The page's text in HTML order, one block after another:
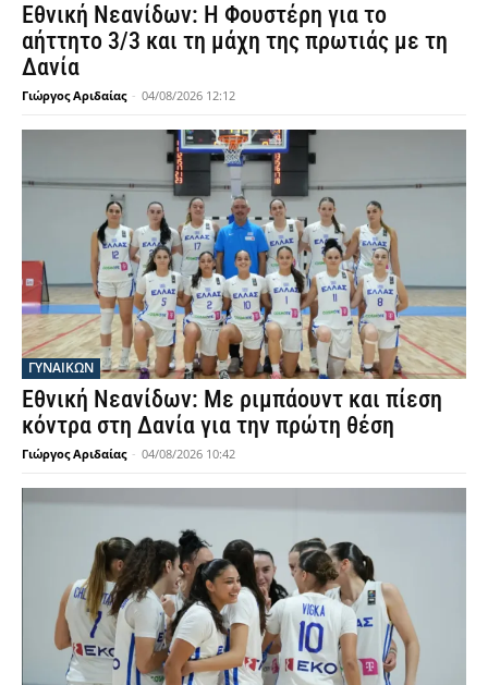
Εθνική Νεανίδων: Η Φουστέρη για το
αήττητο 3/3 και τη μάχη της πρωτιάς με τη
Δανία
Γιώργος Αριδαίας - 04/08/2026 12:12
ΓΥΝΑΙΚΩΝ
Εθνική Νεανίδων: Με ριμπάουντ και πίεση
κόντρα στη Δανία για την πρώτη θέση
Γιώργος Αριδαίας - 04/08/2026 10:42